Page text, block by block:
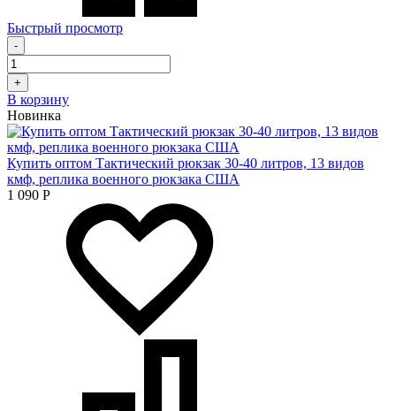
Быстрый просмотр
-
+
В корзину
Новинка
Купить оптом Тактический рюкзак 30-40 литров, 13 видов
кмф, реплика военного рюкзака США
1 090 Р